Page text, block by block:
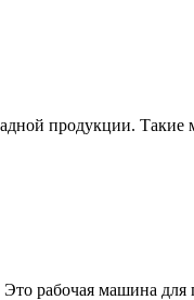
продукции.
рабочая машина